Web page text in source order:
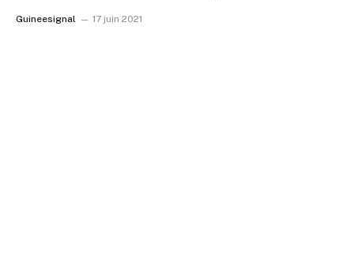
Guineesignal 17 juin 2021